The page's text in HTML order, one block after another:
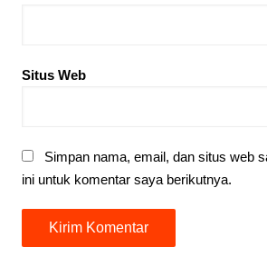
Situs Web
Simpan nama, email, dan situs web
ini untuk komentar saya berikutnya.